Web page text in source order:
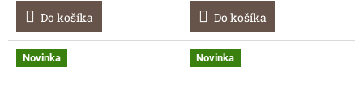
Do košíka Do košíka
Novinka Novinka